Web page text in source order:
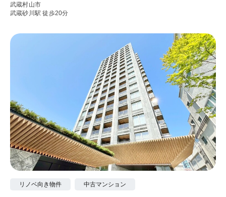
武蔵村山市
武蔵砂川駅 徒歩20分
リノベ向き物件 中古マンション